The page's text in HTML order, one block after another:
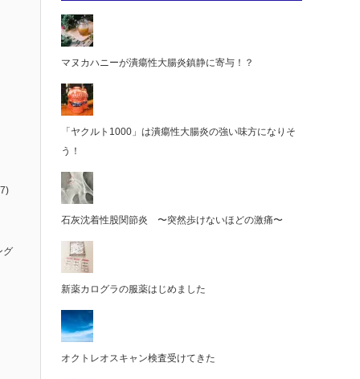
グ
マヌカハニーが潰瘍性大腸炎鎮静に寄与！？
「ヤクルト1000」は潰瘍性大腸炎の強い味方になりそ
う！
石灰沈着性股関節炎 〜突然歩けないほどの激痛〜
新薬カログラの服薬はじめました
オクトレオスキャン検査受けてきた